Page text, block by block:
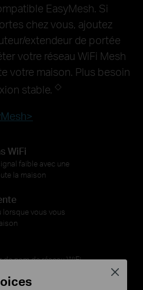
EasyMesh. Si
chez vous, ajoutez
extendeur de portée
votre réseau WiFi Mesh
votre maison. Plus besoin
stable. ◇
WiFi
faible avec une
la maison
lorsque vous vous
nom de réseau WiFi
Close